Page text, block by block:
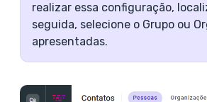
realizar essa configuração,
seguida, selecione o Grupo ou
apresentadas.